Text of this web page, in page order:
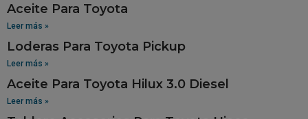
Aceite Para Toyota
Leer más »
Loderas Para Toyota Pickup
Leer más »
Aceite Para Toyota Hilux 3.0 Diesel
Leer más »